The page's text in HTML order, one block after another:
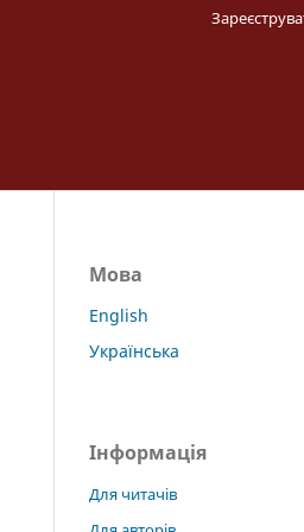
Мова
English
Українська
Інформація
Для читачів